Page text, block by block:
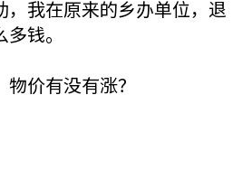
，我在原来的乡办单位，退
钱。
价有没有涨？